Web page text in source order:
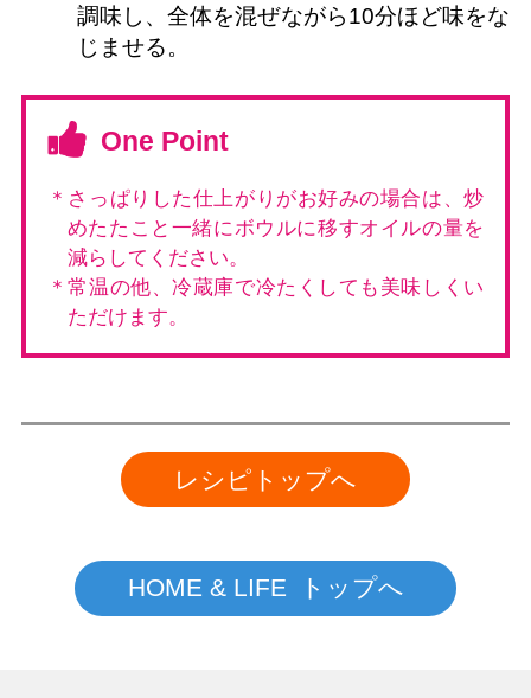
調味し、全体を混ぜながら10分ほど味をな
じませる。
One Point
＊さっぱりした仕上がりがお好みの場合は、炒
めたたこと一緒にボウルに移すオイルの量を
減らしてください。
＊常温の他、冷蔵庫で冷たくしても美味しくい
ただけます。
レシピトップへ
HOME & LIFE トップへ